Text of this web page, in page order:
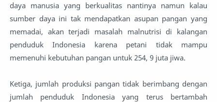
daya manusia yang berkualitas nantinya namun kalau
sumber daya ini tak mendapatkan asupan pangan yang
memadai, akan terjadi masalah malnutrisi di kalangan
penduduk Indonesia karena petani tidak mampu
memenuhi kebutuhan pangan untuk 254, 9 juta jiwa.
Ketiga, jumlah produksi pangan tidak berimbang dengan
jumlah penduduk Indonesia yang terus bertambah